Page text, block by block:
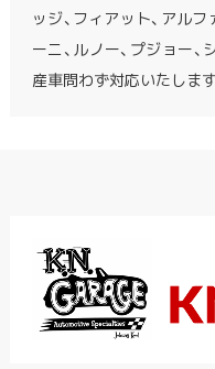
ッジ、フィアット、アル
ーニ、ルノー、プジョー
産車問わず対応いたします